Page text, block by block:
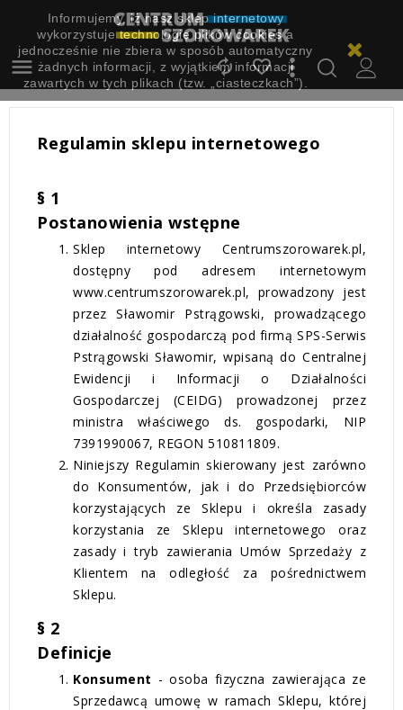
 

Regulamin sklepu internetowego
§ 1
Postanowienia wstępne
Sklep internetowy Centrumszorowarek.pl,
dostępny pod adresem internetowym
www.centrumszorowarek.pl, prowadzony jest
przez Sławomir Pstrągowski, prowadzącego
działalność gospodarczą pod firmą SPS-Serwis
Pstrągowski Sławomir, wpisaną do Centralnej
Ewidencji i Informacji o Działalności
Gospodarczej (CEIDG) prowadzonej przez
ministra właściwego ds. gospodarki, NIP
7391990067, REGON 510811809.
Niniejszy Regulamin skierowany jest zarówno
do Konsumentów, jak i do Przedsiębiorców
korzystających ze Sklepu i określa zasady
korzystania ze Sklepu internetowego oraz
zasady i tryb zawierania Umów Sprzedaży z
Klientem na odległość za pośrednictwem
Sklepu.
§ 2
Definicje
Konsument - osoba fizyczna zawierająca ze
Sprzedawcą umowę w ramach Sklepu, której
Informujemy, iż nasz sklep internetowy
wykorzystuje technologię plików cookies a
jednocześnie nie zbiera w sposób automatyczny
żadnych informacji, z wyjątkiem informacji
zawartych w tych plikach (tzw. „ciasteczkach”).